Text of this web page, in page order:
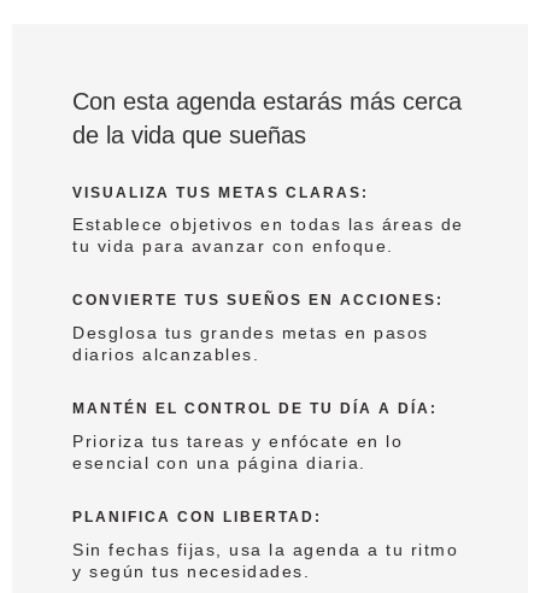
Con esta agenda estarás más cerca
de la vida que sueñas
VISUALIZA TUS METAS CLARAS :
Establece objetivos en todas las áreas de
tu vida para avanzar con enfoque.
CONVIERTE TUS SUEÑOS EN ACCIONES :
Desglosa tus grandes metas en pasos
diarios alcanzables.
MANTÉN EL CONTROL DE TU DÍA A DÍA :
Prioriza tus tareas y enfócate en lo
esencial con una página diaria.
PLANIFICA CON LIBERTAD :
Sin fechas fijas, usa la agenda a tu ritmo
y según tus necesidades.